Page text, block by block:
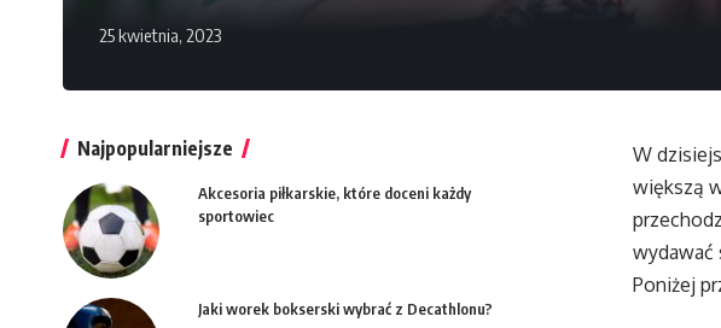
25 kwietnia, 2023
W
większą
wydawać
Poniżej
Najpopularniejsze
Akcesoria piłkarskie, które doceni każdy
sportowiec
Jaki worek bokserski wybrać z Decathlonu?